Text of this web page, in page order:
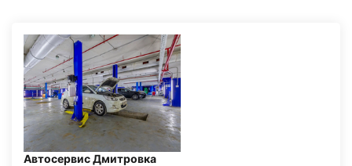
Автосервис Дмитровка